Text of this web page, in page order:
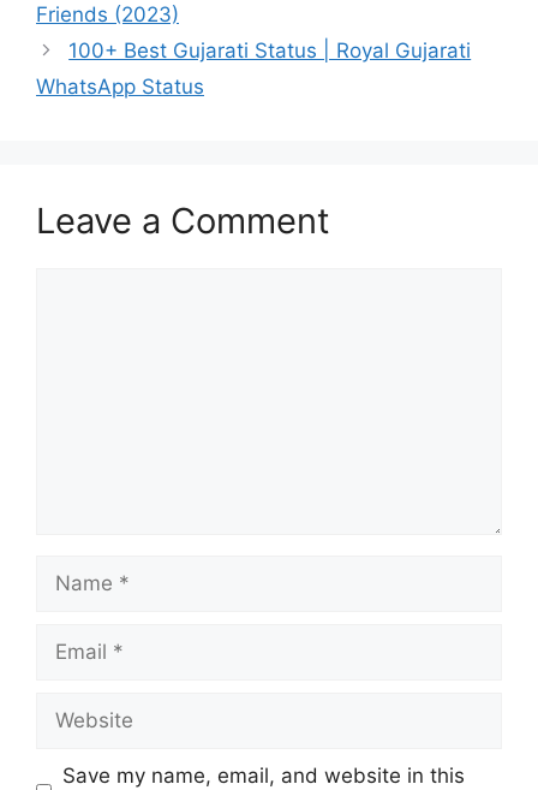
Friends (2023)
100+ Best Gujarati Status | Royal Gujarati
WhatsApp Status
Leave a Comment
Name
Email
Website
Save my name, email, and website in this